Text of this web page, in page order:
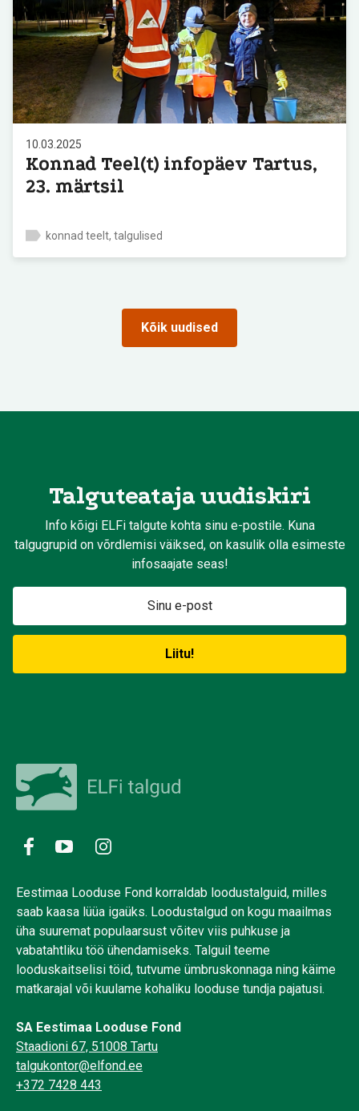
10.03.2025
Konnad Teel(t) infopäev Tartus,
23. märtsil
konnad teelt, talgulised
Kõik uudised
Talguteataja uudiskiri
Info kõigi ELFi talgute kohta sinu e-postile. Kuna
talgugrupid on võrdlemisi väiksed, on kasulik olla esimeste
infosaajate seas!
Eestimaa Looduse Fond korraldab loodustalguid, milles
saab kaasa lüüa igaüks. Loodustalgud on kogu maailmas
üha suuremat populaarsust võitev viis puhkuse ja
vabatahtliku töö ühendamiseks. Talguil teeme
looduskaitselisi töid, tutvume ümbruskonnaga ning käime
matkarajal või kuulame kohaliku looduse tundja pajatusi.
SA Eestimaa Looduse Fond
Staadioni 67, 51008 Tartu
talgukontor@elfond.ee
+372 7428 443